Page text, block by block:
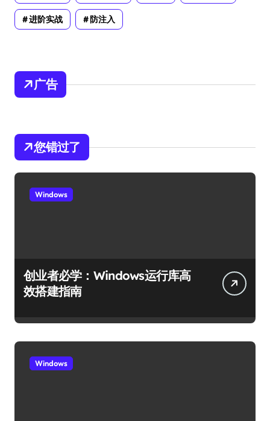
进阶实战 防注入
广告
您错过了
Windows
创业者必学：Windows运行库高
效搭建指南
Windows